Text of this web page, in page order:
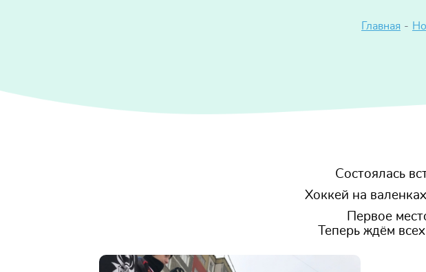
Главная -
Состоялась
Хоккей на
Первое
Теперь ждём